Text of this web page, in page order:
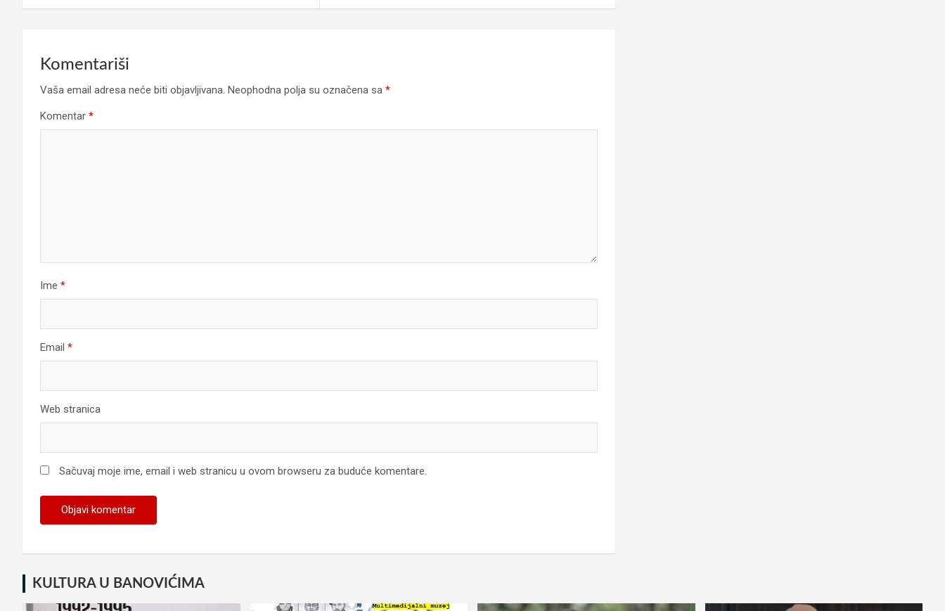
Komentariši
Vaša email adresa neće biti objavljivana. Neophodna polja su označena sa *
Komentar *
Ime *
Email *
Web stranica
Sačuvaj moje ime, email i web stranicu u ovom browseru za buduće komentare.
KULTURA U BANOVIĆIMA